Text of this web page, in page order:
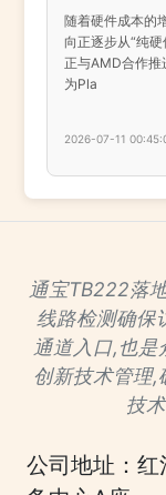
随着硬件成本的
向正逐步从“纯
正与AMD合作
为Pla
2026-07-11
通宝TB222落
线路检测确保
通道入口,也是
创新技术管理,
技
公司地址：